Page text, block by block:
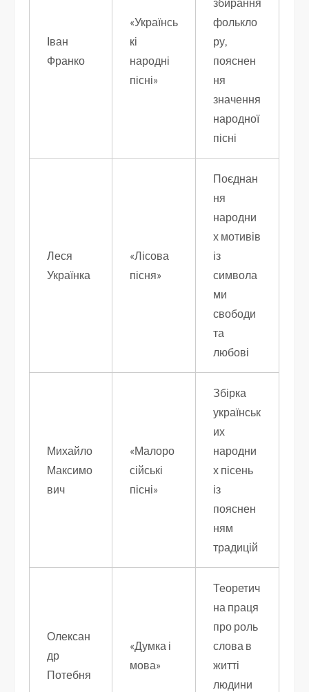
Іван
Франко
«Українсь
кі
народні
пісні»
фолькло
ру,
пояснен
ня
значення
народної
пісні
Леся
Українка
«Лісова
пісня»
Поєднан
ня
народни
х мотивів
із
символа
ми
свободи
та
любові
Михайло
Максимо
вич
«Малоро
сійські
пісні»
Збірка
українськ
их
народни
х пісень
із
пояснен
ням
традицій
Олексан
др
Потебня
«Думка і
мова»
Теоретич
на праця
про роль
слова в
житті
людини